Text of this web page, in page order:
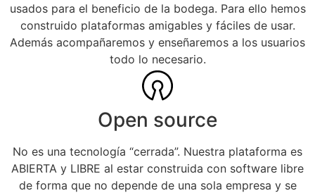
usados para el beneficio de la bodega. Para ello hemos
construido plataformas amigables y fáciles de usar.
Además acompañaremos y enseñaremos a los usuarios
todo lo necesario.
Open source
No es una tecnología “cerrada”. Nuestra plataforma es
ABIERTA y LIBRE al estar construida con software libre
de forma que no depende de una sola empresa y se